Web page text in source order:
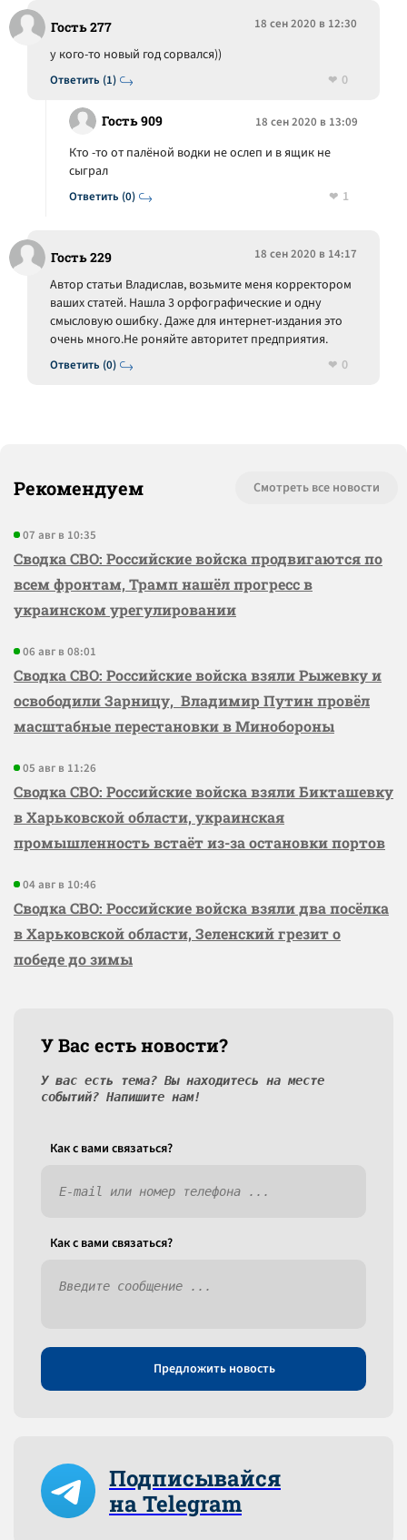
Гость 277 18 сен 2020 в 12:30
Ответить (1)
у кого-то новый год сорвался))
0
Гость 909 18 сен 2020 в 13:09
Ответить (0)
Кто -то от палёной водки не ослеп и в ящик не
сыграл
1
Гость 229 18 сен 2020 в 14:17
Ответить (0)
Автор статьи Владислав, возьмите меня корректором
ваших статей. Нашла 3 орфографические и одну
смысловую ошибку. Даже для интернет-издания это
очень много.Не роняйте авторитет предприятия.
0
Рекомендуем Смотреть все новости
07 авг в 10:35
Сводка СВО: Российские войска продвигаются по
всем фронтам, Трамп нашёл прогресс в
украинском урегулировании
06 авг в 08:01
Сводка СВО: Российские войска взяли Рыжевку и
освободили Зарницу, Владимир Путин провёл
масштабные перестановки в Минобороны
05 авг в 11:26
Сводка СВО: Российские войска взяли Бикташевку
в Харьковской области, украинская
промышленность встаёт из-за остановки портов
04 авг в 10:46
Сводка СВО: Российские войска взяли два посёлка
в Харьковской области, Зеленский грезит о
победе до зимы
У Вас есть новости?
У вас есть тема? Вы находитесь на месте
событий? Напишите нам!
Как c вами связаться?
Как c вами связаться?
Предложить новость
Подписывайся
на Telegram